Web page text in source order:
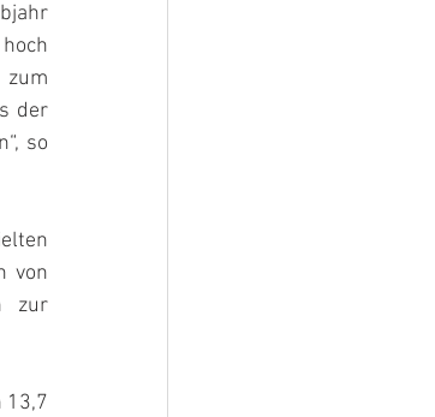
zum
der
so
von
zur
13,7